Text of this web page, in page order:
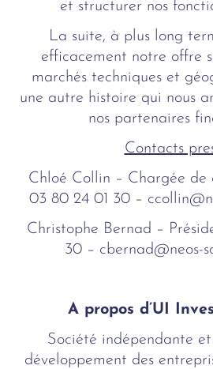
et structurer nos
La suite, à plus long
efficacement notre offre
marchés techniques et
une autre histoire qui nous
nos partenaires
Contacts
Chloé Collin – Chargée de
03 80 24 01 30 –
Christophe Bernad –
30 – cbernad@neos-
A propos d’UI
Société indépendante
développement des